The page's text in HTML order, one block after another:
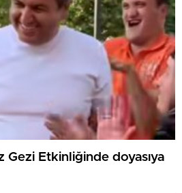
Gezi Etkinliğinde doyasıya